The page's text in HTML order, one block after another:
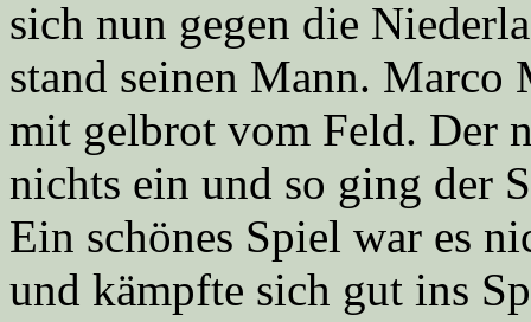
sich nun gegen die
stand seinen Mann.
mit gelbrot vom Feld. Der
nichts ein und so ging der
Ein schönes Spiel war es
und kämpfte sich gut ins